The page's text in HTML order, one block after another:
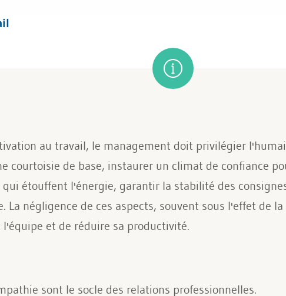
au travail, le management doit privilégier
courtoisie de base, instaurer un climat de confiance
qui étouffent l'énergie, garantir la stabilité des
La négligence de ces aspects, souvent sous l'effet de
et de réduire sa productivité.
sont le socle des relations professionnelles.